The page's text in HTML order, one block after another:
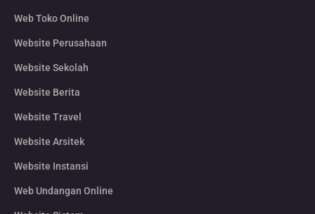
Web Toko Online
Website Perusahaan
Website Sekolah
Website Berita
Website Travel
Website Arsitek
Website Instansi
Web Undangan Online